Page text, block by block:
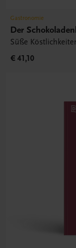
Gastronomie
Der
Süße
€ 41,10